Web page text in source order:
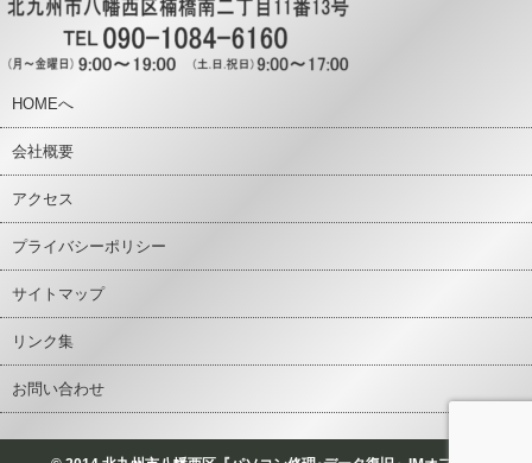
HOMEへ
会社概要
アクセス
プライバシーポリシー
サイトマップ
リンク集
お問い合わせ